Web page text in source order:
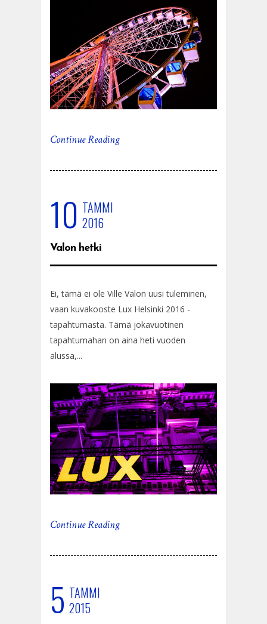
Continue Reading
10 TAMMI
2016
Valon hetki
Ei, tämä ei ole Ville Valon uusi tuleminen,
vaan kuvakooste Lux Helsinki 2016 -
tapahtumasta. Tämä jokavuotinen
tapahtumahan on aina heti vuoden
alussa,...
Continue Reading
5 TAMMI
2015